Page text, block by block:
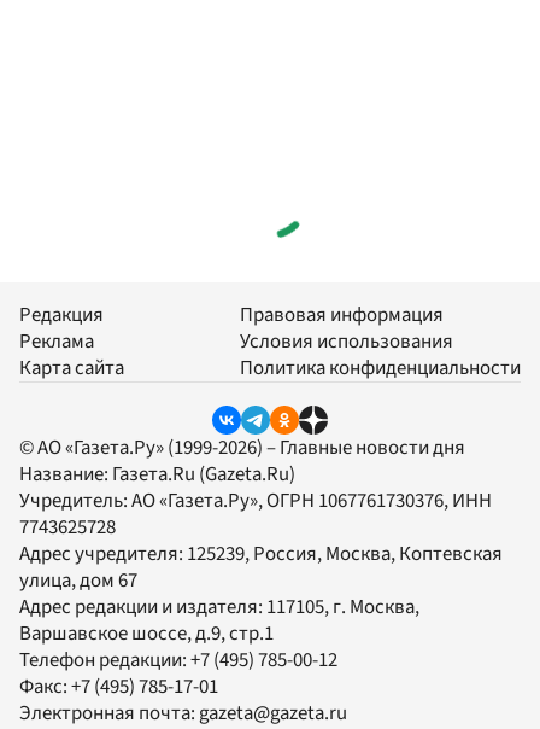
Редакция
Реклама
Карта сайта
Правовая информация
Условия использования
Политика конфиденциальности
© АО «Газета.Ру» (1999-2026) – Главные новости дня
Название: Газета.Ru (Gazeta.Ru)
Учредитель:АО «Газета.Ру», ОГРН 1067761730376, ИНН
7743625728
Адрес учредителя: 125239, Россия, Москва, Коптевская
улица, дом 67
Адрес редакции и издателя: 117105, г. Москва,
Варшавское шоссе, д.9, стр.1
Телефон редакции:+7 (495) 785-00-12
Факс:+7 (495) 785-17-01
Электронная почта: gazeta@gazeta.ru